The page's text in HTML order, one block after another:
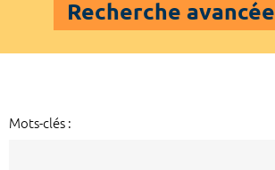
Recherche avancée
Mots-clés :